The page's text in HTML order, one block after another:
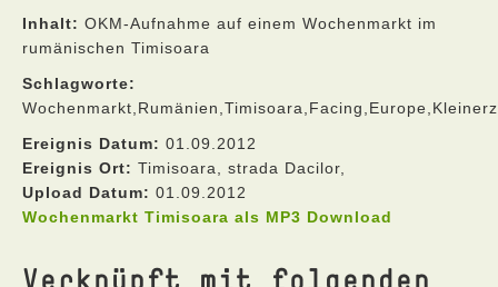
Inhalt: OKM-Aufnahme auf einem Wochenmarkt im
rumänischen Timisoara
Schlagworte:
Ereignis Datum: 01.09.2012
Ereignis Ort: Timisoara, strada Dacilor,
Upload Datum: 01.09.2012
Wochenmarkt Timisoara als MP3 Download
Verknüpft mit folgenden